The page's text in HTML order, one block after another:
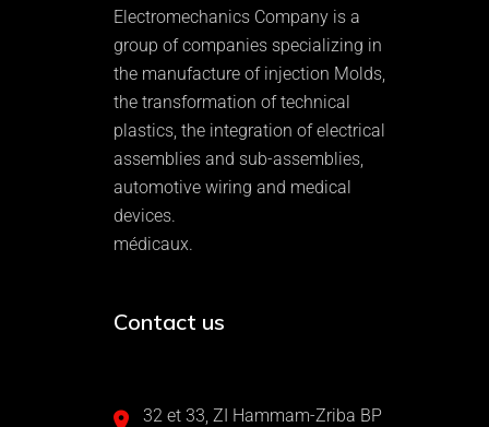
Electromechanics Company is a
group of companies specializing in
the manufacture of injection Molds,
the transformation of technical
plastics, the integration of electrical
assemblies and sub-assemblies,
automotive wiring and medical
devices.
médicaux.
Contact us
32 et 33, ZI Hammam-Zriba BP